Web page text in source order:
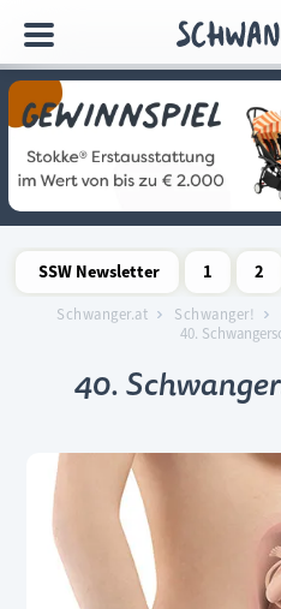
SSW Newsletter
1
2
Schwanger.at Schwanger!
40.
40.